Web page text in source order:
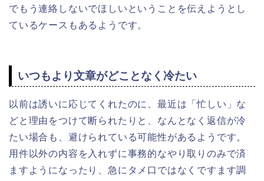
でもう連絡しないでほしいということを伝えようとし
ているケースもあるようです。
いつもより文章がどことなく冷たい
以前は誘いに応じてくれたのに、最近は「忙しい」な
どと理由をつけて断られたりと、なんとなく返信が冷
たい場合も、避けられている可能性があるようです。
用件以外の内容を入れずに事務的なやり取りのみで済
ますようになったり、急にタメ口ではなくですます調